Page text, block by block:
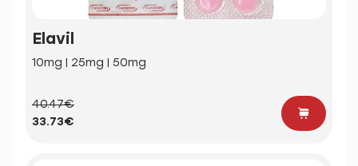
Elavil
10mg | 25mg | 50mg
40.47€
33.73€